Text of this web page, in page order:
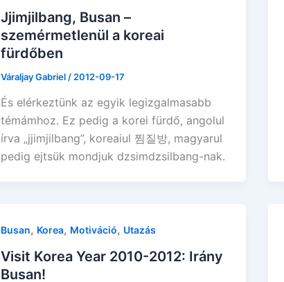
Jjimjilbang, Busan –
szemérmetlenül a koreai
fürdőben
Váraljay Gabriel / 2012-09-17
És elérkeztünk az egyik legizgalmasabb
témámhoz. Ez pedig a korei fürdő, angolul
írva „jjimjilbang”, koreaiul 찜질방, magyarul
pedig ejtsük mondjuk dzsimdzsilbang-nak.
Busan, Korea, Motiváció, Utazás
Visit Korea Year 2010-2012: Irány
Busan!